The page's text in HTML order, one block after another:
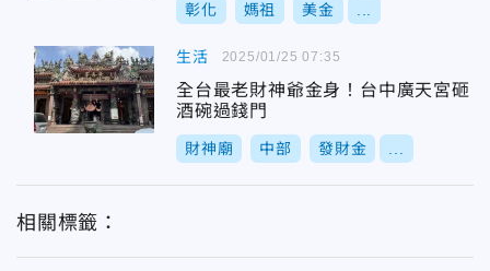
彰化 媽祖 美金
生活
全台最老財神爺金身！台中廣天宮砸
酒碗過錢門
財神廟 中部 發財金
2025/01/25 07:35
相關標籤：